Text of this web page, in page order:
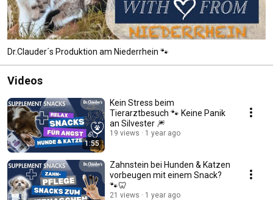
Dr.Clauder´s Produktion am Niederrhein 🐾
Videos
1:55
Kein Stress beim
Tierarztbesuch 🐾 Keine Panik
an Silvester 🎆
19 views 1 year ago
Zahnstein bei Hunden & Katzen
vorbeugen mit einem Snack?
🐾🦷
21 views 1 year ago